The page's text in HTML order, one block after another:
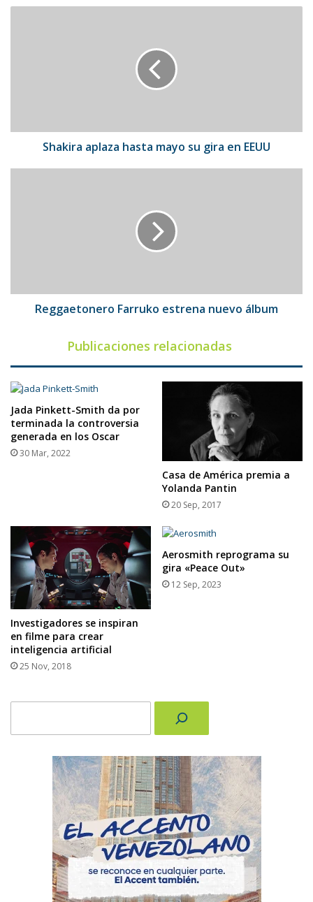
Shakira aplaza hasta mayo su gira en EEUU
Reggaetonero Farruko estrena nuevo álbum
Publicaciones relacionadas
Jada Pinkett-Smith da por
terminada la controversia
generada en los Oscar
30 Mar, 2022
Casa de América premia a
Yolanda Pantin
20 Sep, 2017
Investigadores se inspiran
en filme para crear
inteligencia artificial
25 Nov, 2018
Aerosmith reprograma su
gira «Peace Out»
12 Sep, 2023